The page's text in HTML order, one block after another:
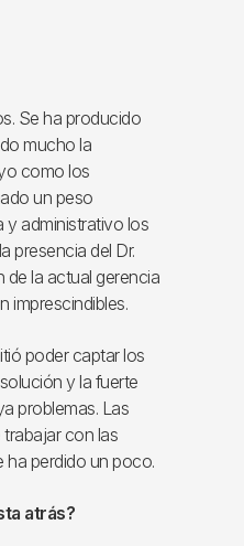
Se ha producido
mucho la
como los
un peso
y administrativo los
presencia del Dr.
de la actual gerencia
imprescindibles.
poder captar los
y la fuerte
problemas. Las
con las
ha perdido un poco.
atrás?